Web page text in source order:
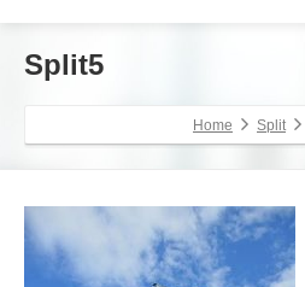
Split5
Home Split